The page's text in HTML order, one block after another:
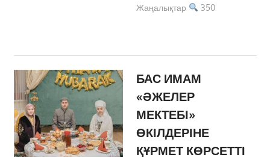
Жаңалықтар
350
БАС ИМАМ
«ӘЖЕЛЕР
МЕКТЕБІ»
ӨКІЛДЕРІНЕ
ҚҰРМЕТ КӨРСЕТТІ